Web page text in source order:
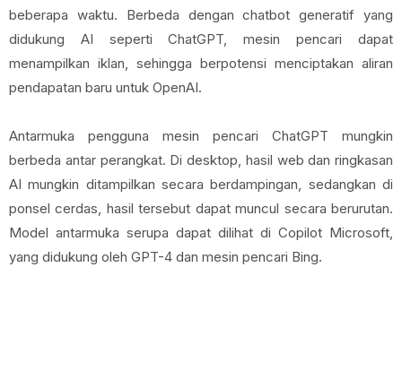
beberapa waktu. Berbeda dengan chatbot generatif yang
didukung AI seperti ChatGPT, mesin pencari dapat
menampilkan iklan, sehingga berpotensi menciptakan aliran
pendapatan baru untuk OpenAI.
Antarmuka pengguna mesin pencari ChatGPT mungkin
berbeda antar perangkat. Di desktop, hasil web dan ringkasan
AI mungkin ditampilkan secara berdampingan, sedangkan di
ponsel cerdas, hasil tersebut dapat muncul secara berurutan.
Model antarmuka serupa dapat dilihat di Copilot Microsoft,
yang didukung oleh GPT-4 dan mesin pencari Bing.